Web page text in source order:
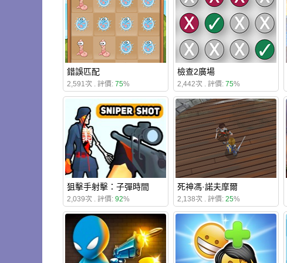
錯誤匹配
2,591次 . 評價: 75%
檢查2廣場
2,442次 . 評價: 75%
狙擊手射擊：子彈時間
2,039次 . 評價: 92%
死神馮·諾夫摩爾
2,138次 . 評價: 25%